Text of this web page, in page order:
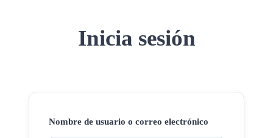
Inicia sesión
Nombre de usuario o correo electrónico